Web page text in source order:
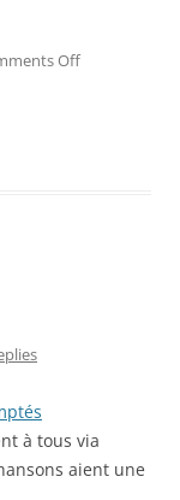
Offon
à tous via
aient une